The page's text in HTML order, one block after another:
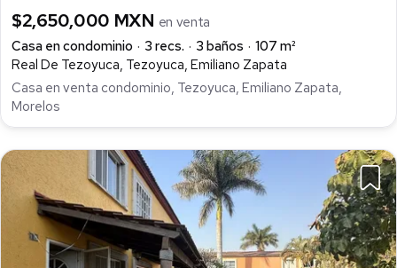
$2,650,000 MXN en venta
Casa en condominio
3 recs. 3 baños
107 m²
Real De Tezoyuca, Tezoyuca, Emiliano Zapata
Casa en venta condominio, Tezoyuca, Emiliano Zapata,
Morelos